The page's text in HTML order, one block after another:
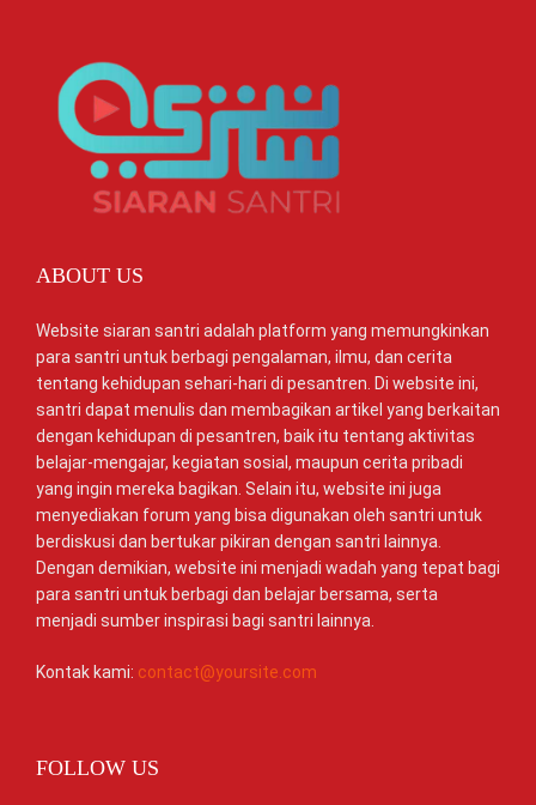
ABOUT US
Website siaran santri adalah platform yang memungkinkan
para santri untuk berbagi pengalaman, ilmu, dan cerita
tentang kehidupan sehari-hari di pesantren. Di website ini,
santri dapat menulis dan membagikan artikel yang berkaitan
dengan kehidupan di pesantren, baik itu tentang aktivitas
belajar-mengajar, kegiatan sosial, maupun cerita pribadi
yang ingin mereka bagikan. Selain itu, website ini juga
menyediakan forum yang bisa digunakan oleh santri untuk
berdiskusi dan bertukar pikiran dengan santri lainnya.
Dengan demikian, website ini menjadi wadah yang tepat bagi
para santri untuk berbagi dan belajar bersama, serta
menjadi sumber inspirasi bagi santri lainnya.
Kontak kami: contact@yoursite.com
FOLLOW US